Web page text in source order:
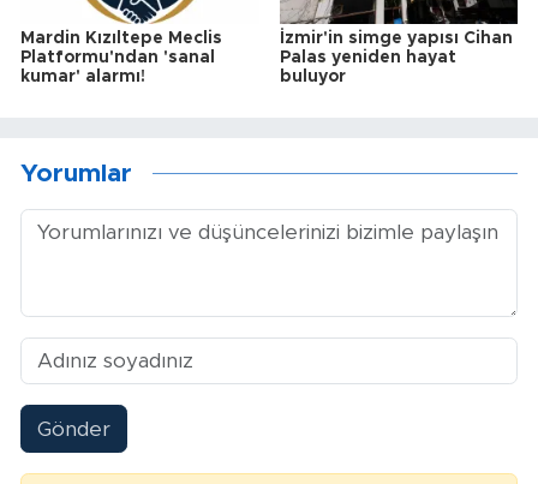
Mardin Kızıltepe Meclis
Platformu'ndan 'sanal
kumar' alarmı!
İzmir'in simge yapısı Cihan
Palas yeniden hayat
buluyor
Yorumlar
Gönder